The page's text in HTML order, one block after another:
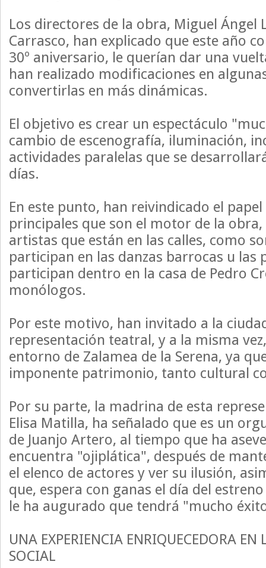
Los directores de la obra, Miguel Ángel
Carrasco, han explicado que este año
30º aniversario, le querían dar una
han realizado modificaciones en
convertirlas en más dinámicas.
El objetivo es crear un espectáculo
cambio de escenografía, iluminación,
actividades paralelas que se
días.
En este punto, han reivindicado el
principales que son el motor de la
artistas que están en las calles, como
participan en las danzas barrocas u las
participan dentro en la casa de Pedro
monólogos.
Por este motivo, han invitado a la
representación teatral, y a la misma
entorno de Zalamea de la Serena, ya
imponente patrimonio, tanto cultural
Por su parte, la madrina de esta
Elisa Matilla, ha señalado que es un
de Juanjo Artero, al tiempo que ha
encuentra "ojiplática", después de
el elenco de actores y ver su ilusión,
que, espera con ganas el día del
le ha augurado que tendrá "mucho
UNA EXPERIENCIA ENRIQUECEDORA EN
SOCIAL